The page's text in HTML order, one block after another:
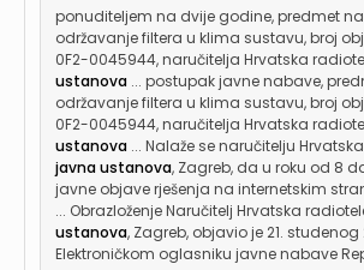
ponuditeljem na dvije godine, predmet
održavanje filtera u klima sustavu, broj
0F2-0045944, naručitelja Hrvatska
ustanova ... postupak javne nabave,
održavanje filtera u klima sustavu, broj
0F2-0045944, naručitelja Hrvatska
ustanova ... Nalaže se naručitelju
javna ustanova, Zagreb, da u roku od 8
javne objave rješenja na internetskim
... Obrazloženje Naručitelj Hrvatska
ustanova, Zagreb, objavio je 21. studenog
Elektroničkom oglasniku javne nabave